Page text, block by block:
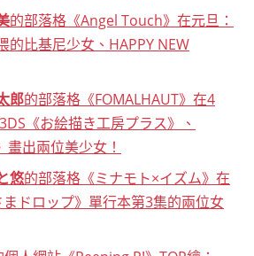
的部落格《Angel Touch》在元旦：
的比基尼少女、HAPPY NEW
郎的部落格《FOMALHAUT》在4
《お絵描き工房プラス》、
畫出兩位美少女！
悠的部落格《ミナモト×イズム》在
ドロップ》單行本第3集的兩位女